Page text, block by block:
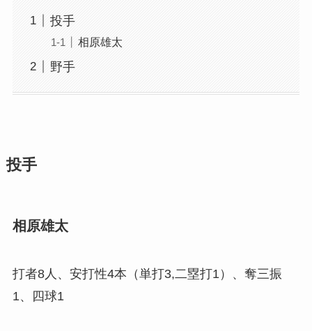
投手
相原雄太
野手
投手
相原雄太
打者8人、安打性4本（単打3,二塁打1）、奪三振
1、四球1